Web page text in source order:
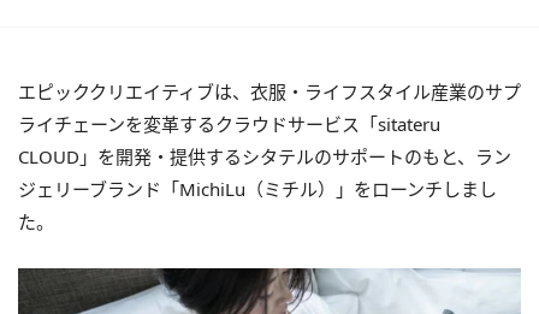
エピッククリエイティブは、⾐服・ライフスタイル産業のサプ
ライチェーンを変革するクラウドサービス「sitateru
CLOUD」を開発・提供するシタテルのサポートのもと、ラン
ジェリーブランド「MichiLu（ミチル）」をローンチしまし
た。